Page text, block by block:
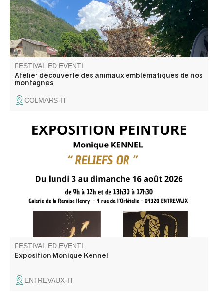
FESTIVAL ED EVENTI
Atelier découverte des animaux emblématiques de nos
montagnes
COLMARS-IT
Monique Kennel présente sa nouvelle exposition "Reliefs
FESTIVAL ED EVENTI
Exposition Monique Kennel
ENTREVAUX-IT